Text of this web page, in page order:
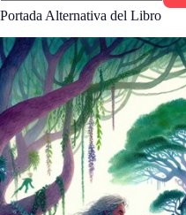
Portada Alternativa del Libro